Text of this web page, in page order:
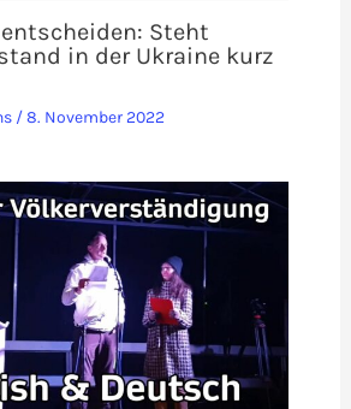
Steht
in der Ukraine kurz
/8. November 2022